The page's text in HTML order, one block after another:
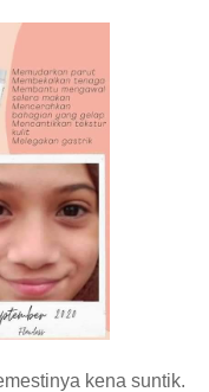
kena suntik.